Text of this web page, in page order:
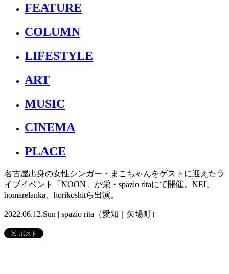
FEATURE
COLUMN
LIFESTYLE
ART
MUSIC
CINEMA
PLACE
名古屋出身の女性シンガー・まこちゃんをゲストに迎えたラ
イブイベント「NOON」が栄・spazio ritaにて開催。NEI、
homarelanka、horikoshitら出演。
2022.06.12.Sun | spazio rita（愛知｜矢場町）